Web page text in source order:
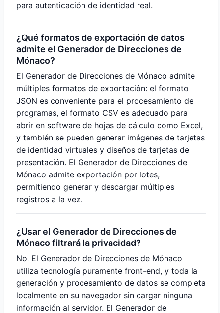
para autenticación de identidad real.
¿Qué formatos de exportación de datos
admite el Generador de Direcciones de
Mónaco?
El Generador de Direcciones de Mónaco admite
múltiples formatos de exportación: el formato
JSON es conveniente para el procesamiento de
programas, el formato CSV es adecuado para
abrir en software de hojas de cálculo como Excel,
y también se pueden generar imágenes de tarjetas
de identidad virtuales y diseños de tarjetas de
presentación. El Generador de Direcciones de
Mónaco admite exportación por lotes,
permitiendo generar y descargar múltiples
registros a la vez.
¿Usar el Generador de Direcciones de
Mónaco filtrará la privacidad?
No. El Generador de Direcciones de Mónaco
utiliza tecnología puramente front-end, y toda la
generación y procesamiento de datos se completa
localmente en su navegador sin cargar ninguna
información al servidor. El Generador de